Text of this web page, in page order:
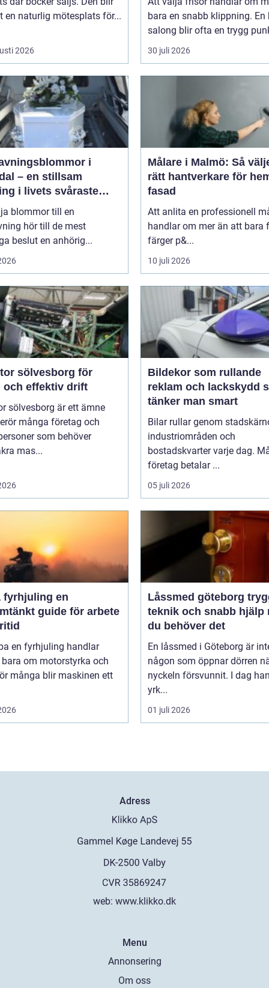
en naturlig mötesplats för...
2026
bara en snabb klippning. En
salong blir ofta en trygg
30 juli 2026
i
– en stillsam
i livets svåraste
blommor till en
hör till de mest
beslut en anhörig...
Målare i Malmö: Så
rätt hantverkare för
fasad
Att anlita en professionell
handlar om mer än att bara
färger p&...
10 juli 2026
sölvesborg för
och effektiv drift
sölvesborg är ett ämne
många företag och
som behöver
mas...
Bildekor som rullande
reklam och lackskydd så
tänker man smart
Bilar rullar genom
industriområden och
bostadskvarter varje dag.
företag betalar ...
05 juli 2026
en
guide för arbete
en fyrhjuling handlar
om motorstyrka och
många blir maskinen ett
Låssmed göteborg trygghet,
teknik och snabb hjälp
du behöver det
En låssmed i Göteborg är
någon som öppnar dörren
nyckeln försvunnit. I dag
yrk...
01 juli 2026
Adress
web: www.klikko.dk
Menu
Annonsering
Om oss